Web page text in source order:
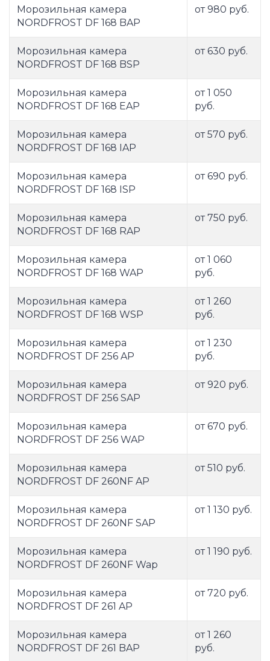
Морозильная камера
NORDFROST DF 168 BAP
от 980 руб.
Морозильная камера
NORDFROST DF 168 BSP
от 630 руб.
Морозильная камера
NORDFROST DF 168 EAP
от 1 050
руб.
Морозильная камера
NORDFROST DF 168 IAP
от 570 руб.
Морозильная камера
NORDFROST DF 168 ISP
от 690 руб.
Морозильная камера
NORDFROST DF 168 RAP
от 750 руб.
Морозильная камера
NORDFROST DF 168 WAP
от 1 060
руб.
Морозильная камера
NORDFROST DF 168 WSP
от 1 260
руб.
Морозильная камера
NORDFROST DF 256 AP
от 1 230
руб.
Морозильная камера
NORDFROST DF 256 SAP
от 920 руб.
Морозильная камера
NORDFROST DF 256 WAP
от 670 руб.
Морозильная камера
NORDFROST DF 260NF AP
от 510 руб.
Морозильная камера
NORDFROST DF 260NF SAP
от 1 130 руб.
Морозильная камера
NORDFROST DF 260NF Wap
от 1 190 руб.
Морозильная камера
NORDFROST DF 261 AP
от 720 руб.
Морозильная камера
NORDFROST DF 261 BAP
от 1 260
руб.